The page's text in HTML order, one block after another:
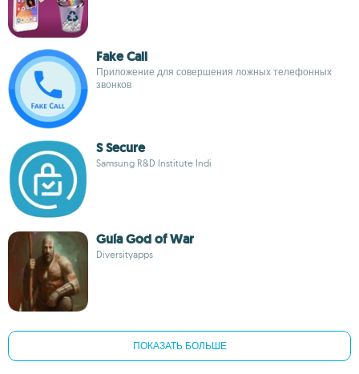
Fake Call
Приложение для совершения ложных телефонных
звонков
S Secure
Samsung R&D Institute Indi
Guía God of War
Diversityapps
ПОКАЗАТЬ БОЛЬШЕ